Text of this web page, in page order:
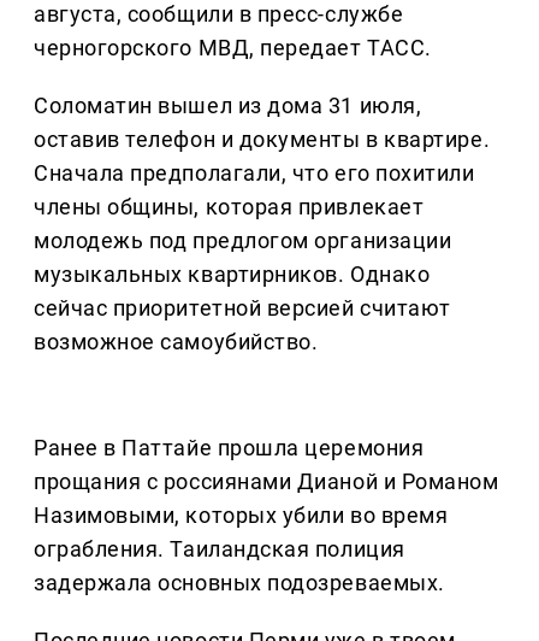
августа, сообщили в пресс-службе
черногорского МВД, передает ТАСС.
Соломатин вышел из дома 31 июля,
оставив телефон и документы в квартире.
Сначала предполагали, что его похитили
члены общины, которая привлекает
молодежь под предлогом организации
музыкальных квартирников. Однако
сейчас приоритетной версией считают
возможное самоубийство.
Ранее в Паттайе прошла церемония
прощания с россиянами Дианой и Романом
Назимовыми, которых убили во время
ограбления. Таиландская полиция
задержала основных подозреваемых.